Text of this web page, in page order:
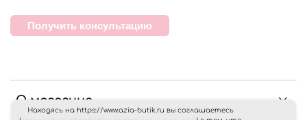
О магазине
Получить консультацию
Находясь на https://www.azia-butik.ru вы соглашаетесь